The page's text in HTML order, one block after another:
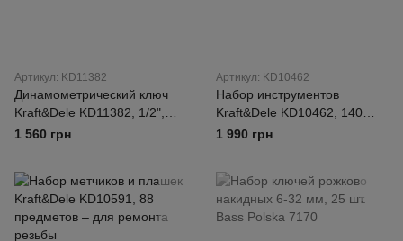
Артикул: KD11382
Динамометрический ключ
Kraft&Dele KD11382, 1/2",
20–220 Нм
1 560 грн
Артикул: KD10462
Набор инструментов
Kraft&Dele KD10462, 140
предметов
1 990 грн